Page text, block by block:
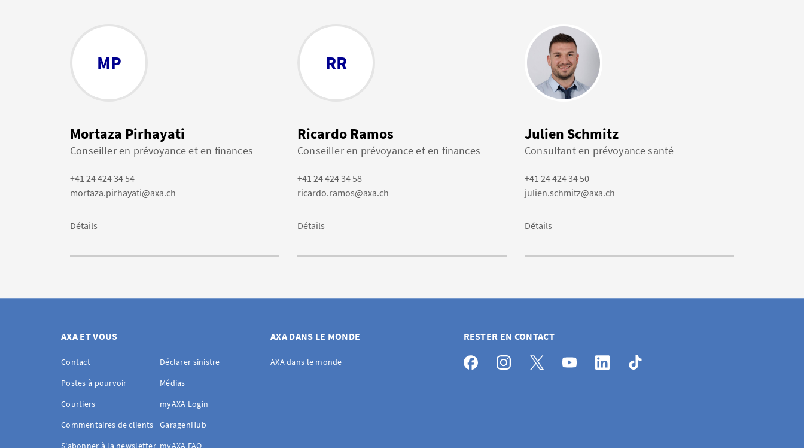
MP
Mortaza Pirhayati
Conseiller en prévoyance et en finances
+41 24 424 34 54
mortaza.pirhayati@axa.ch
Détails
RR
Ricardo Ramos
Conseiller en prévoyance et en finances
+41 24 424 34 58
ricardo.ramos@axa.ch
Détails
Julien Schmitz
Consultant en prévoyance santé
+41 24 424 34 50
julien.schmitz@axa.ch
Détails
AXA ET VOUS
Contact
Déclarer sinistre
Postes à pourvoir
Médias
Courtiers
myAXA Login
Commentaires de clients
GaragenHub
S'abonner à la newsletter myAXA FAQ
AXA DANS LE MONDE
AXA dans le monde
RESTER EN CONTACT